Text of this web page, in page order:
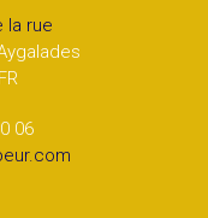
la rue
06